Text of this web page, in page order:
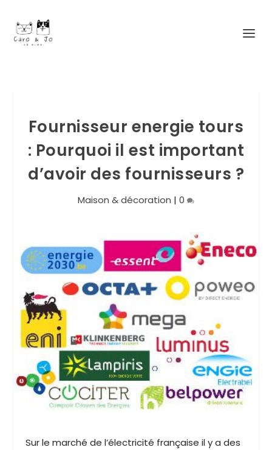
Fournisseur energie tours
: Pourquoi il est important
d’avoir des fournisseurs ?
Maison & décoration | 0
Sur le marché de l’électricité française il y a des